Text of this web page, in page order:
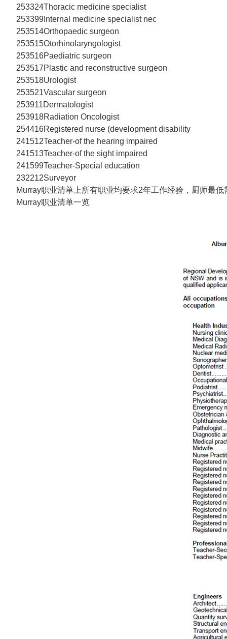
253324Thoracic medicine specialist
253399Internal medicine specialist nec
253514Orthopaedic surgeon
253515Otorhinolaryngologist
253516Paediatric surgeon
253517Plastic and reconstructive surgeon
253518Urologist
253521Vascular surgeon
253911Dermatologist
253918Radiation Oncologist
254416Registered nurse (development disability
241512Teacher-of the hearing impaired
241513Teacher-of the sight impaired
241599Teacher-Special education
232212Surveyor
Murray职业清单上所有职业均要求2年工作经验，厨师最低
Murray职业清单一览